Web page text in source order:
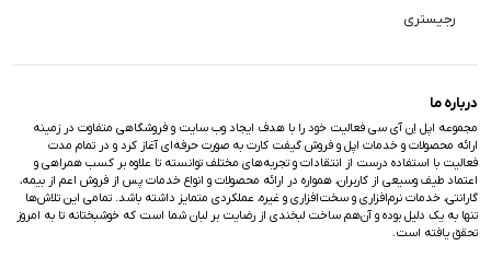
رجیستری
درباره ما
مجموعه اپل اِن آی سی فعالیت خود را با هدف ایجاد وب سایت و فروشگاهی متفاوت در زمینه
ارائه محصولات و خدمات اپل و فروش گیفت کارت به صورت حرفه‌ای آغاز کرد و در تمام مدت
فعالیت با استفاده درست از انتقادات و تجربه‌های مختلف توانسته تا علاوه بر کسب همراهی و
اعتماد طیف وسیعی از کاربران، همواره در ارائه محصولات و انواع خدمات پس از فروش اعم از بیمه،
گارانتی، خدمات نرم‌افزاری و سخت‌افزاری و غیره، عملکردی متمایز داشته باشد. تمامی این تلاش‌ها
تنها به یک دلیل بوده و آن‌هم ساخت لبخندی از رضایت بر لبان شما است که خوشبختانه تا به امروز
تحقق یافته است.